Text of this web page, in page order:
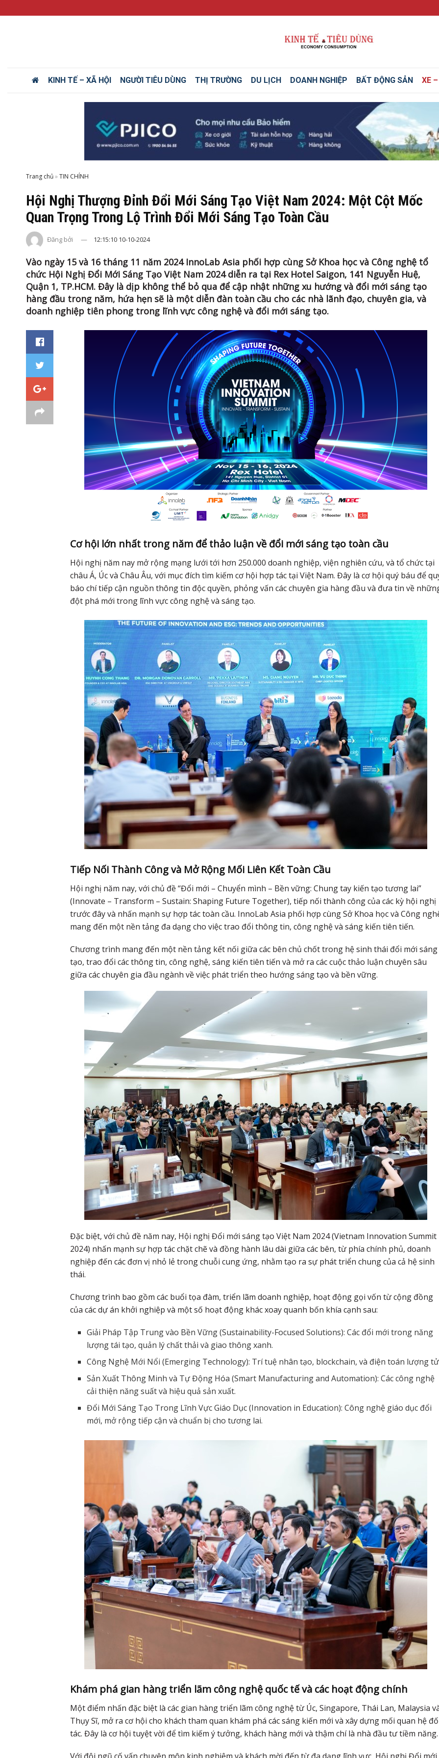
KINH TẾ – XÃ HỘI NGƯỜI TIÊU DÙNG THỊ TRƯỜNG DU LỊCH DOANH NGHIỆP BẤT ĐỘNG SẢN XE
Trang chủ»
Hội Nghị Thượng Đỉnh Đổi Mới Sáng Tạo Việt Nam 2024: Một Cột Mốc
Quan Trọng Trong Lộ Trình Đổi Mới Sáng Tạo Toàn Cầu
Đăng bởi 12:15:10 10-10-2024
Vào ngày 15 và 16 tháng 11 năm 2024 InnoLab Asia phối hợp cùng Sở Khoa học và Công nghệ tổ
chức Hội Nghị Đổi Mới Sáng Tạo Việt Nam 2024 diễn ra tại Rex Hotel Saigon, 141 Nguyễn Huệ,
Quận 1, TP.HCM. Đây là dịp không thể bỏ qua để cập nhật những xu hướng và đổi mới sáng tạo
hàng đầu trong năm, hứa hẹn sẽ là một diễn đàn toàn cầu cho các nhà lãnh đạo, chuyên gia, và
doanh nghiệp tiên phong trong lĩnh vực công nghệ và đổi mới sáng tạo.
Cơ hội lớn nhất trong năm để thảo luận về đổi mới sáng tạo toàn cầu
Hội nghị năm nay mở rộng mạng lưới tới hơn 250.000 doanh nghiệp, viện nghiên cứu, và tổ chức tại
châu Á, Úc và Châu Âu, với mục đích tìm kiếm cơ hội hợp tác tại Việt Nam. Đây là cơ hội quý báu để
báo chí tiếp cận nguồn thông tin độc quyền, phỏng vấn các chuyên gia hàng đầu và đưa tin về
đột phá mới trong lĩnh vực công nghệ và sáng tạo.
Tiếp Nối Thành Công và Mở Rộng Mối Liên Kết Toàn Cầu
Hội nghị năm nay, với chủ đề “Đổi mới – Chuyển mình – Bền vững: Chung tay kiến tạo tương lai”
(Innovate – Transform – Sustain: Shaping Future Together), tiếp nối thành công của các kỳ hội nghị
trước đây và nhấn mạnh sự hợp tác toàn cầu. InnoLab Asia phối hợp cùng Sở Khoa học và Công
mang đến một nền tảng đa dạng cho việc trao đổi thông tin, công nghệ và sáng kiến tiên tiến.
Chương trình mang đến một nền tảng kết nối giữa các bên chủ chốt trong hệ sinh thái đổi mới sáng
tạo, trao đổi các thông tin, công nghệ, sáng kiến tiên tiến và mở ra các cuộc thảo luận chuyên sâu
giữa các chuyên gia đầu ngành về việc phát triển theo hướng sáng tạo và bền vững.
Đặc biệt, với chủ đề năm nay, Hội nghị Đổi mới sáng tạo Việt Nam 2024 (Vietnam Innovation Summit
2024) nhấn mạnh sự hợp tác chặt chẽ và đồng hành lâu dài giữa các bên, từ phía chính phủ, doanh
nghiệp đến các đơn vị nhỏ lẻ trong chuỗi cung ứng, nhằm tạo ra sự phát triển chung của cả hệ sinh
thái.
Chương trình bao gồm các buổi tọa đàm, triển lãm doanh nghiệp, hoạt động gọi vốn từ cộng đồng
của các dự án khởi nghiệp và một số hoạt động khác xoay quanh bốn khía cạnh sau:
Giải Pháp Tập Trung vào Bền Vững (Sustainability-Focused Solutions): Các đổi mới trong năng
lượng tái tạo, quản lý chất thải và giao thông xanh.
Công Nghệ Mới Nổi (Emerging Technology): Trí tuệ nhân tạo, blockchain, và điện toán lượng
Sản Xuất Thông Minh và Tự Động Hóa (Smart Manufacturing and Automation): Các công nghệ
cải thiện năng suất và hiệu quả sản xuất.
Đổi Mới Sáng Tạo Trong Lĩnh Vực Giáo Dục (Innovation in Education): Công nghệ giáo dục đổi
mới, mở rộng tiếp cận và chuẩn bị cho tương lai.
Khám phá gian hàng triển lãm công nghệ quốc tế và các hoạt động chính
Một điểm nhấn đặc biệt là các gian hàng triển lãm công nghệ từ Úc, Singapore, Thái Lan, Malaysia
Thụy Sĩ, mở ra cơ hội cho khách tham quan khám phá các sáng kiến mới và xây dựng mối quan hệ
tác. Đây là cơ hội tuyệt vời để tìm kiếm ý tưởng, khách hàng mới và thậm chí là nhà đầu tư tiềm năng.